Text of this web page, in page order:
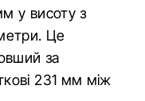
у висоту з
Це
за
231 мм між